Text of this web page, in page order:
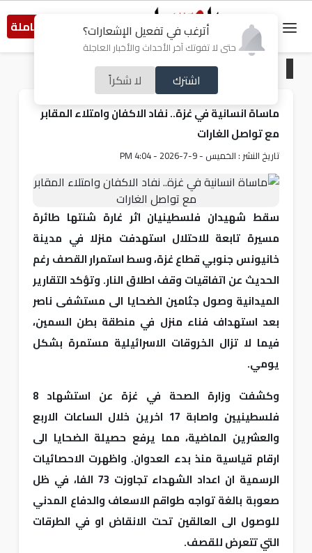
أترغب في تفعيل الإشعارات؟
حتى لا تفوتك آخر الأحداث والأخبار العاجلة
اشترك لا شكراً
النسخة الكاملة
من فلسطين
ماساة انسانية في غزة.. نفاد الاكفان وامتلاء المقابر
مع تواصل الغارات
تاريخ النشر : الخميس - 9-7-2026 - 4:04 PM
سقط شهيدان فلسطينيان اثر غارة شنتها طائرة
مسيرة تابعة للاحتلال استهدفت منزلا في مدينة
خانيونس جنوبي قطاع غزة، وسط استمرار القصف رغم
الحديث عن اتفاقيات وقف اطلاق النار. وتؤكد التقارير
الميدانية وصول جثامين الضحايا الى مستشفى ناصر
بعد استهداف فناء منزل في منطقة بطن السمين،
فيما لا تزال الخروقات الاسرائيلية مستمرة بشكل
يومي.
وكشفت وزارة الصحة في غزة عن استشهاد 8
فلسطينيين واصابة 17 اخرين خلال الساعات الاربع
والعشرين الماضية، مما يرفع حصيلة الضحايا الى
ارقام قياسية منذ بدء العدوان. واظهرت الاحصائيات
الرسمية ان اعداد الشهداء تجاوزت 73 الفا، في ظل
صعوبة بالغة تواجه طواقم الاسعاف والدفاع المدني
للوصول الى العالقين تحت الانقاض او في الطرقات
التي تتعرض للقصف.